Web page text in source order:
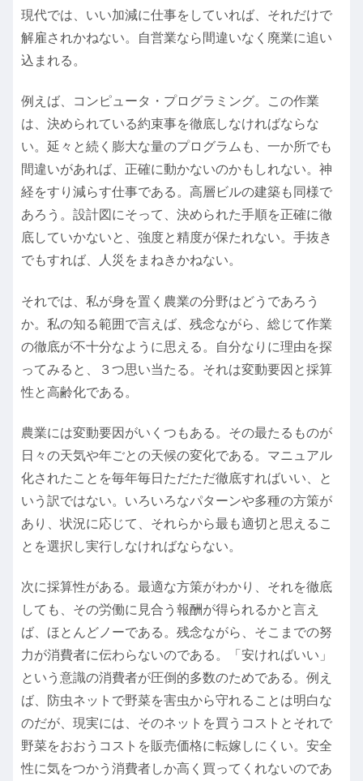
現代では、いい加減に仕事をしていれば、それだけで
解雇されかねない。自営業なら間違いなく廃業に追い
込まれる。
例えば、コンピュータ・プログラミング。この作業
は、決められている約束事を徹底しなければならな
い。延々と続く膨大な量のプログラムも、一か所でも
間違いがあれば、正確に動かないのかもしれない。神
経をすり減らす仕事である。高層ビルの建築も同様で
あろう。設計図にそって、決められた手順を正確に徹
底していかないと、強度と精度が保たれない。手抜き
でもすれば、人災をまねきかねない。
それでは、私が身を置く農業の分野はどうであろう
か。私の知る範囲で言えば、残念ながら、総じて作業
の徹底が不十分なように思える。自分なりに理由を探
ってみると、３つ思い当たる。それは変動要因と採算
性と高齢化である。
農業には変動要因がいくつもある。その最たるものが
日々の天気や年ごとの天候の変化である。マニュアル
化されたことを毎年毎日ただただ徹底すればいい、と
いう訳ではない。いろいろなパターンや多種の方策が
あり、状況に応じて、それらから最も適切と思えるこ
とを選択し実行しなければならない。
次に採算性がある。最適な方策がわかり、それを徹底
しても、その労働に見合う報酬が得られるかと言え
ば、ほとんどノーである。残念ながら、そこまでの努
力が消費者に伝わらないのである。「安ければいい」
という意識の消費者が圧倒的多数のためである。例え
ば、防虫ネットで野菜を害虫から守れることは明白な
のだが、現実には、そのネットを買うコストとそれで
野菜をおおうコストを販売価格に転嫁しにくい。安全
性に気をつかう消費者しか高く買ってくれないのであ